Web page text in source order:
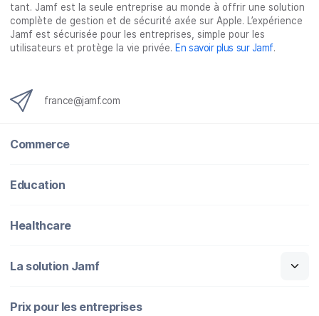
tant. Jamf est la seule entreprise au monde à offrir une solution
complète de gestion et de sécurité axée sur Apple. L’expérience
Jamf est sécurisée pour les entreprises, simple pour les
utilisateurs et protège la vie privée. En savoir plus sur Jamf.
france@jamf.com
Commerce
Education
Healthcare
La solution Jamf
Prix pour les entreprises